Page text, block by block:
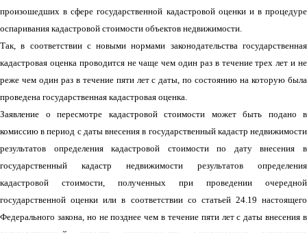
произошедших в сфере государственной кадастровой оценки и в процедуре
оспаривания кадастровой стоимости объектов недвижимости.
Так, в соответствии с новыми нормами законодательства государственная
кадастровая оценка проводится не чаще чем один раз в течение трех лет и не
реже чем один раз в течение пяти лет с даты, по состоянию на которую была
проведена государственная кадастровая оценка.
Заявление о пересмотре кадастровой стоимости может быть подано в
комиссию в период с даты внесения в государственный кадастр недвижимости
результатов определения кадастровой стоимости по дату внесения в
государственный кадастр недвижимости результатов определения
кадастровой стоимости, полученных при проведении очередной
государственной оценки или в соответствии со статьей 24.19 настоящего
Федерального закона, но не позднее чем в течение пяти лет с даты внесения в